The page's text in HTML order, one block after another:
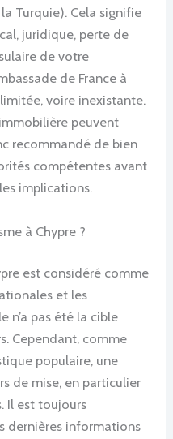
Turquie). Cela signifie
juridique, perte de
de votre
de France à
voire inexistante.
peuvent
recommandé de bien
compétentes avant
implications.
à Chypre ?
est considéré comme
et les
n’a pas été la cible
Cependant, comme
populaire, une
de mise, en particulier
Il est toujours
dernières informations